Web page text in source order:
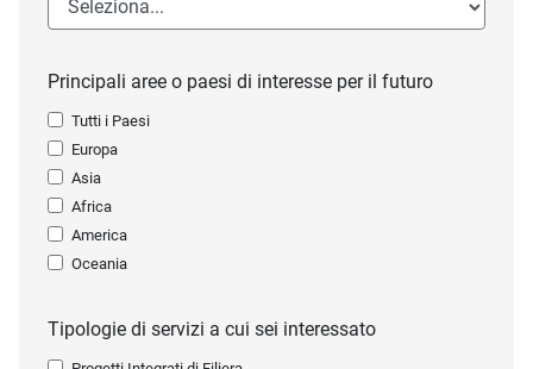
Principali aree o paesi di interesse per il futuro
Tutti i Paesi
Europa
Asia
Africa
America
Oceania
Tipologie di servizi a cui sei interessato